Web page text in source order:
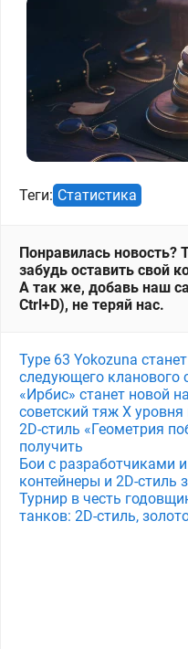
Теги: Статистика
Понравилась новость?
забудь оставить свой
А так же, добавь наш
Ctrl+D), не теряй нас.
Type 63 Yokozuna
следующего кланового
«Ирбис» станет новой
советский тяж X
2D-стиль «Геометрия
получить
Бои с разработчиками
контейнеры и 2D-стиль
Турнир в честь
танков: 2D-стиль,